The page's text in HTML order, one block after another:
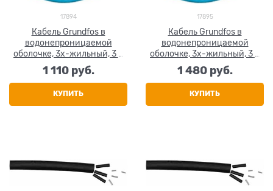
17894
Кабель Grundfos в
водонепроницаемой
оболочке, 3х-жильный, 3 х
4.0 мм2
1 110 руб.
КУПИТЬ
17895
Кабель Grundfos в
водонепроницаемой
оболочке, 3х-жильный, 3 х
6.0 мм2
1 480 руб.
КУПИТЬ